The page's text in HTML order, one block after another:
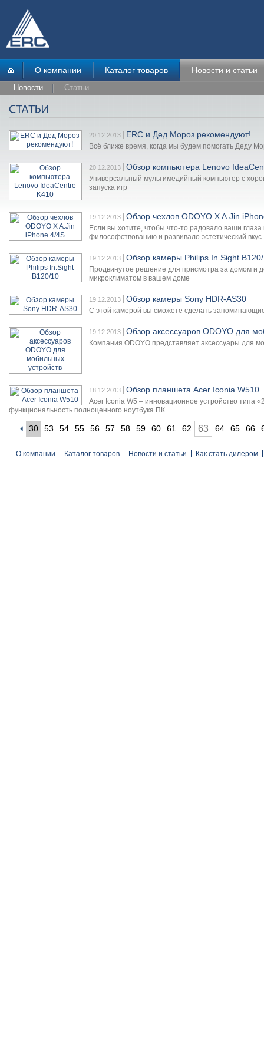
О компании Каталог товаров Новости и статьи
Новости Статьи
20.12.2013 ERC и Дед Мороз рекомендуют!
Всё ближе время, когда мы будем помогать Деду
20.12.2013 Обзор компьютера Lenovo
Универсальный мультимедийный компьютер с
запуска игр
19.12.2013 Обзор чехлов ODOYO X A.Jin
Если вы хотите, чтобы что-то радовало ваши
философствованию и развивало эстетический
19.12.2013 Обзор камеры Philips In.Sight
Продвинутое решение для присмотра за домом и
микроклиматом в вашем доме
19.12.2013 Обзор камеры Sony HDR-AS30
С этой камерой вы сможете сделать
19.12.2013 Обзор аксессуаров ODOYO для
Компания ODOYO представляет аксессуары для
18.12.2013 Обзор планшета Acer Iconia W510
Acer Iconia W5 – инновационное устройство типа
функциональность полноценного ноутбука ПК
30 53 54 55 56 57 58 59 60 61 62 63 64 65 66
О компании Каталог товаров Новости и статьи Как стать дилером